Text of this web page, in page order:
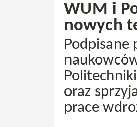
WUM i
nowych
Podpisane
oraz
prace